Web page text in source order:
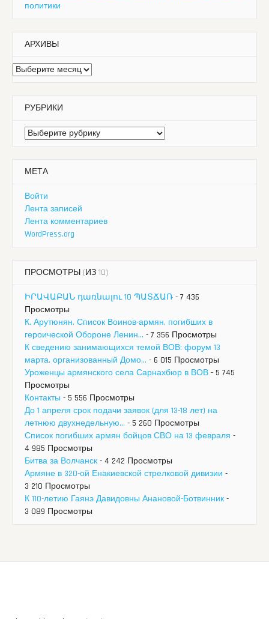
политики
АРХИВЫ
Архивы
РУБРИКИ
Рубрики
МЕТА
Войти
Лента записей
Лента комментариев
WordPress.org
ПРОСМОТРЫ (ИЗ 10)
ԻՐԱՎԱԲԱՆ դառնալու 10 ՊԱՏՃԱՌ - 7 436
Просмотры
К. Арутюнян. Список Воинов-армян, погибших в
героической Обороне Ленин... - 7 356 Просмотры
К сведению занимающихся темой ВОВ: форум 13
марта, организованный Домо... - 6 015 Просмотры
Уроженцы армянского села Сарнахбюр в ВОВ - 5 745
Просмотры
Контакты - 5 556 Просмотры
До 1 апреля срок подачи заявок (для 13-18 лет) на
летнюю двухнедельную... - 5 260 Просмотры
Список погибших армян бойцов СВО на 13 февраля -
4 985 Просмотры
Битва за Волчанск - 4 242 Просмотры
Армяне в 320-ой Енакиевской стрелковой дивизии -
3 210 Просмотры
К 110-летию Гаянэ Давидовны Анановой-Ботвинник -
3 089 Просмотры